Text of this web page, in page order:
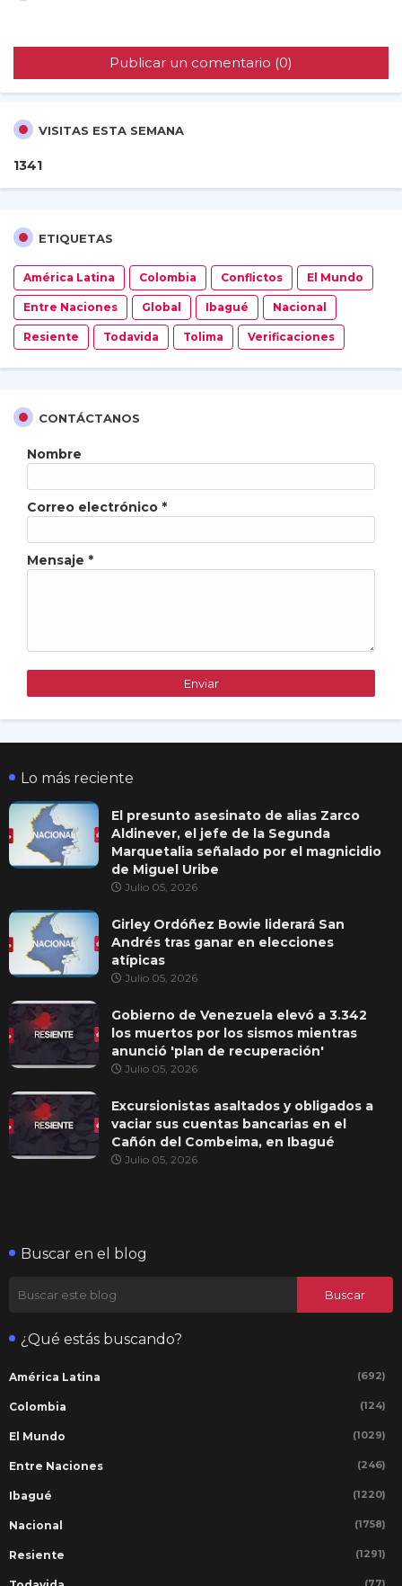
Publicar un comentario (0)
VISITAS ESTA SEMANA
1341
ETIQUETAS
América Latina Colombia Conflictos El Mundo
Entre Naciones Global Ibagué Nacional
Resiente Todavida Tolima Verificaciones
CONTÁCTANOS
Nombre
Correo electrónico *
Mensaje *
Lo más reciente
El presunto asesinato de alias Zarco
Aldinever, el jefe de la Segunda
Marquetalia señalado por el magnicidio
de Miguel Uribe
Julio 05, 2026
Girley Ordóñez Bowie liderará San
Andrés tras ganar en elecciones
atípicas
Julio 05, 2026
Gobierno de Venezuela elevó a 3.342
los muertos por los sismos mientras
anunció 'plan de recuperación'
Julio 05, 2026
Excursionistas asaltados y obligados a
vaciar sus cuentas bancarias en el
Cañón del Combeima, en Ibagué
Julio 05, 2026
Buscar en el blog
¿Qué estás buscando?
América Latina (692)
Colombia (124)
El Mundo (1029)
Entre Naciones (246)
Ibagué (1220)
Nacional (1758)
Resiente (1291)
(77)